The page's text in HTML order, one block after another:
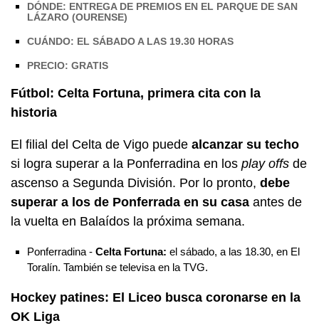
DÓNDE: ENTREGA DE PREMIOS EN EL PARQUE DE SAN
LÁZARO (OURENSE)
CUÁNDO: EL SÁBADO A LAS 19.30 HORAS
PRECIO: GRATIS
Fútbol: Celta Fortuna, primera cita con la
historia
El filial del Celta de Vigo puede alcanzar su techo
si logra superar a la Ponferradina en los play offs de
ascenso a Segunda División. Por lo pronto, debe
superar a los de Ponferrada en su casa antes de
la vuelta en Balaídos la próxima semana.
Ponferradina - Celta Fortuna: el sábado, a las 18.30, en El
Toralín. También se televisa en la TVG.
Hockey patines: El Liceo busca coronarse en la
OK Liga